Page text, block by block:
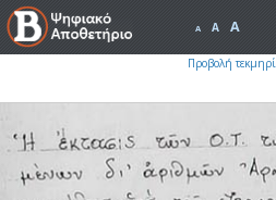
A A A
Προβολή